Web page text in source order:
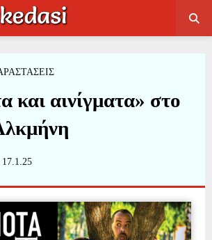
και αινίγματα» στο
17.1.25